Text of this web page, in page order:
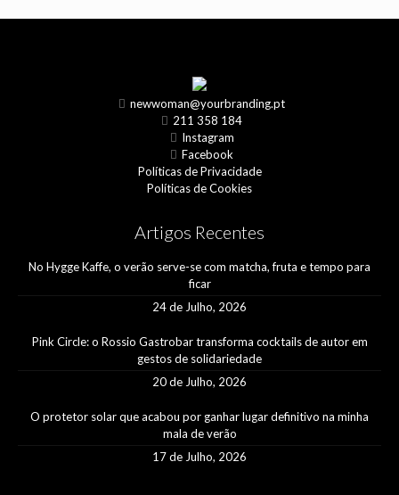
newwoman@yourbranding.pt
211 358 184
Instagram
Facebook
Políticas de Privacidade
Políticas de Cookies
Artigos Recentes
No Hygge Kaffe, o verão serve-se com matcha, fruta e tempo para
ficar
24 de Julho, 2026
Pink Circle: o Rossio Gastrobar transforma cocktails de autor em
gestos de solidariedade
20 de Julho, 2026
O protetor solar que acabou por ganhar lugar definitivo na minha
mala de verão
17 de Julho, 2026